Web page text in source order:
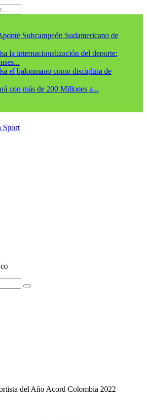
Subcampeón Sudamericano de
la internacionalización del deporte:
el balonmano como disciplina de
con más de 200 Millones a...
del Año Acord Colombia 2022